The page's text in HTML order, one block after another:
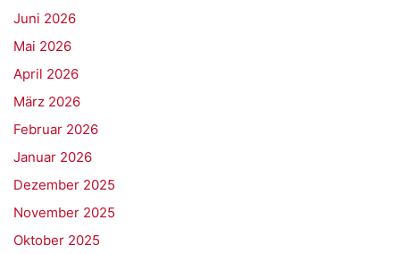
Juni 2026
Mai 2026
April 2026
März 2026
Februar 2026
Januar 2026
Dezember 2025
November 2025
Oktober 2025